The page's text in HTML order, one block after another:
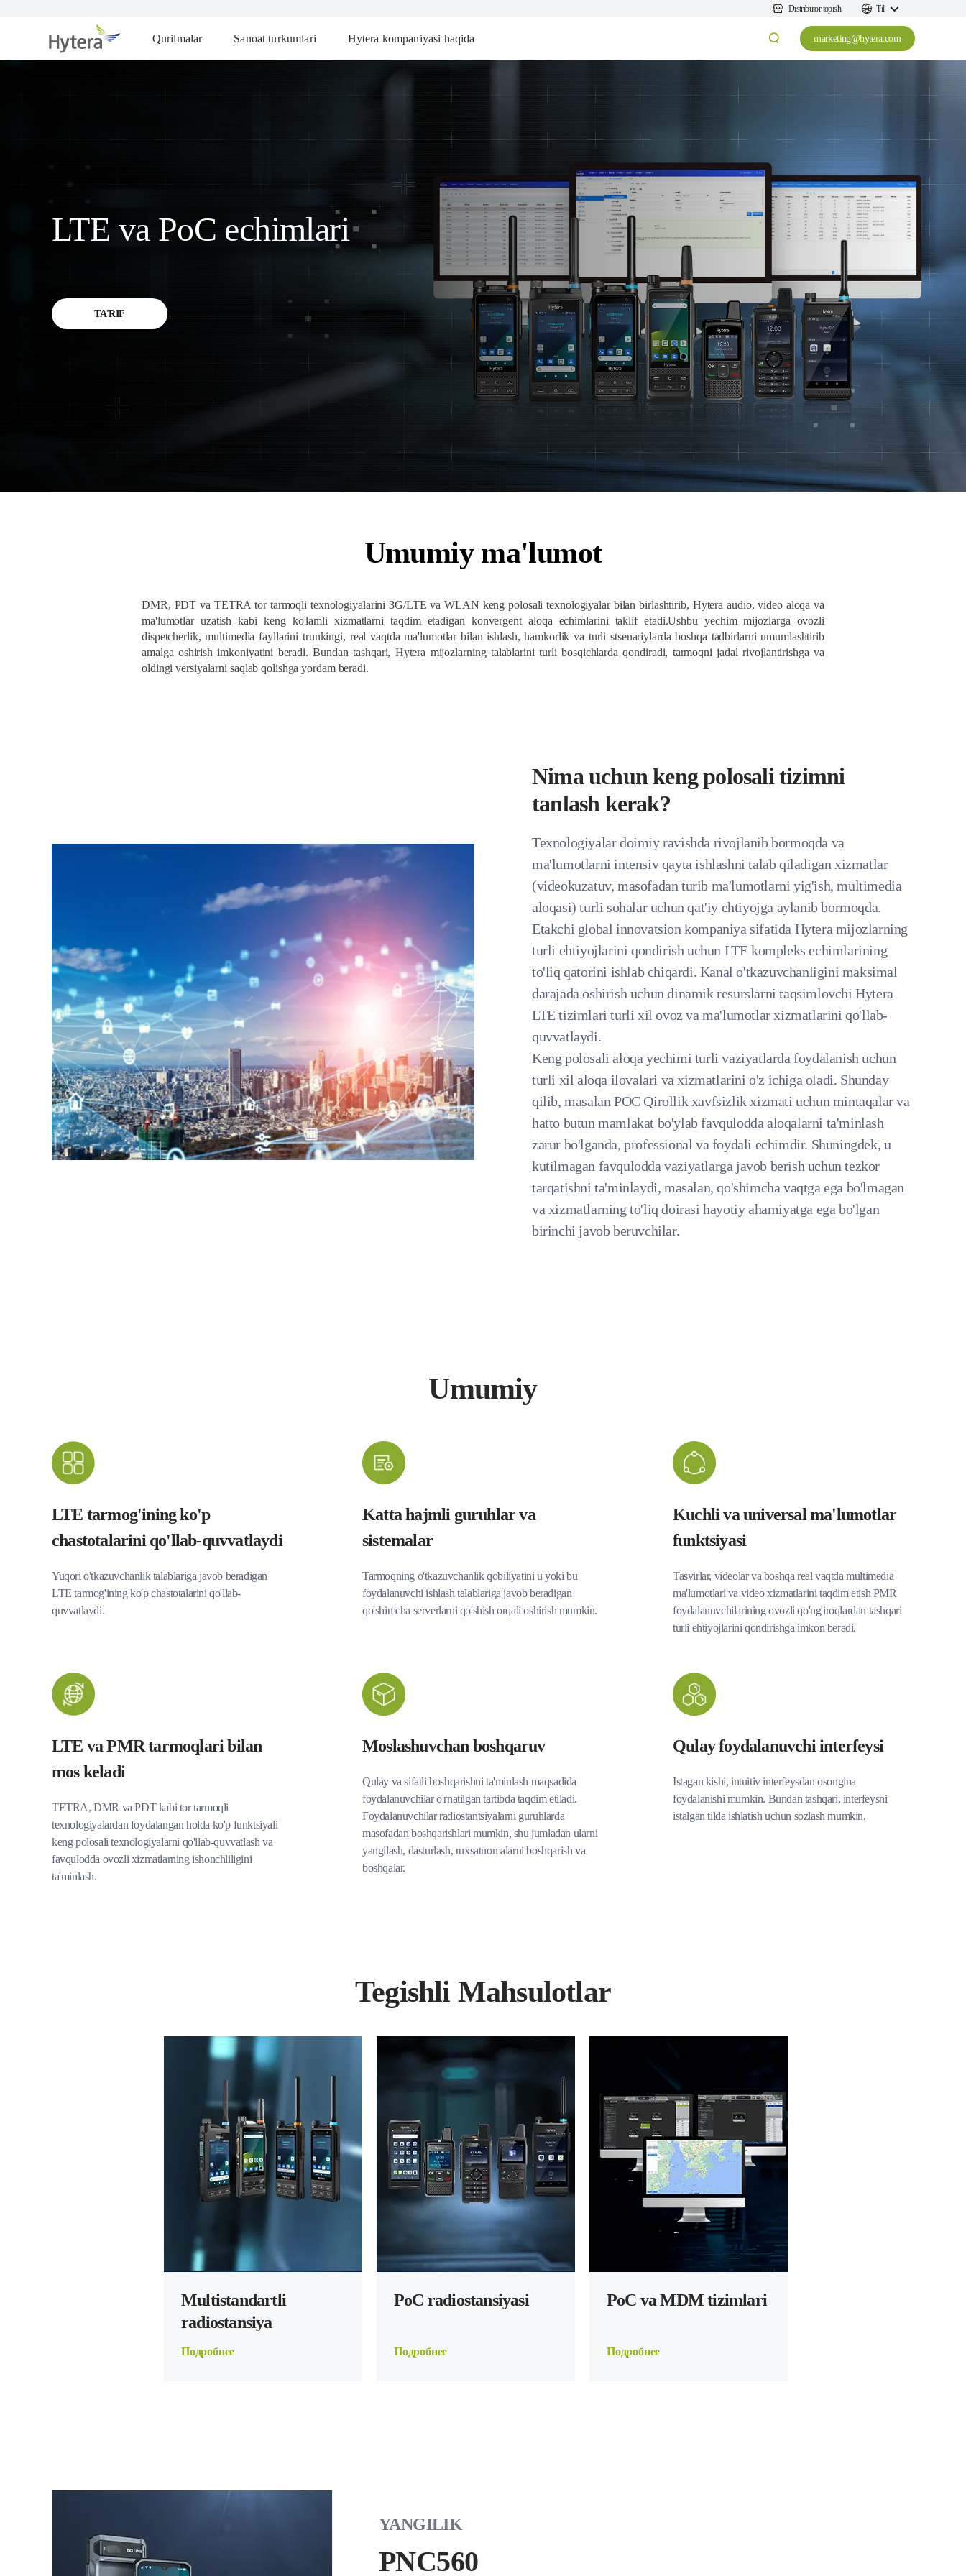
Distributor topish Til
Qurilmalar Sanoat turkumlari Hytera kompaniyasi haqida marketing@hytera.com
LTE va PoC echimlari
TA'RIF
Umumiy ma'lumot
DMR, PDT va TETRA tor tarmoqli texnologiyalarini 3G/LTE va WLAN keng polosali texnologiyalar bilan birlashtirib, Hytera audio, video aloqa va
ma'lumotlar uzatish kabi keng ko'lamli xizmatlarni taqdim etadigan konvergent aloqa echimlarini taklif etadi.Ushbu yechim mijozlarga ovozli
dispetcherlik, multimedia fayllarini trunkingi, real vaqtda ma'lumotlar bilan ishlash, hamkorlik va turli stsenariylarda boshqa tadbirlarni umumlashtirib
amalga oshirish imkoniyatini beradi. Bundan tashqari, Hytera mijozlarning talablarini turli bosqichlarda qondiradi, tarmoqni jadal rivojlantirishga va
oldingi versiyalarni saqlab qolishga yordam beradi.
Nima uchun keng polosali tizimni
tanlash kerak?
Texnologiyalar doimiy ravishda rivojlanib bormoqda va
ma'lumotlarni intensiv qayta ishlashni talab qiladigan xizmatlar
(videokuzatuv, masofadan turib ma'lumotlarni yig'ish, multimedia
aloqasi) turli sohalar uchun qat'iy ehtiyojga aylanib bormoqda.
Etakchi global innovatsion kompaniya sifatida Hytera mijozlarning
turli ehtiyojlarini qondirish uchun LTE kompleks echimlarining
to'liq qatorini ishlab chiqardi. Kanal o'tkazuvchanligini maksimal
darajada oshirish uchun dinamik resurslarni taqsimlovchi Hytera
LTE tizimlari turli xil ovoz va ma'lumotlar xizmatlarini qo'llab-
quvvatlaydi.
Keng polosali aloqa yechimi turli vaziyatlarda foydalanish uchun
turli xil aloqa ilovalari va xizmatlarini o'z ichiga oladi. Shunday
qilib, masalan POC Qirollik xavfsizlik xizmati uchun mintaqalar va
hatto butun mamlakat bo'ylab favqulodda aloqalarni ta'minlash
zarur bo'lganda, professional va foydali echimdir. Shuningdek, u
kutilmagan favqulodda vaziyatlarga javob berish uchun tezkor
tarqatishni ta'minlaydi, masalan, qo'shimcha vaqtga ega bo'lmagan
va xizmatlarning to'liq doirasi hayotiy ahamiyatga ega bo'lgan
birinchi javob beruvchilar.
Umumiy
LTE tarmog'ining ko'p
chastotalarini qo'llab-quvvatlaydi
Yuqori o'tkazuvchanlik talablariga javob beradigan
LTE tarmog'ining ko'p chastotalarini qo'llab-
quvvatlaydi.
Katta hajmli guruhlar va
sistemalar
Tarmoqning o'tkazuvchanlik qobiliyatini u yoki bu
foydalanuvchi ishlash talablariga javob beradigan
qo'shimcha serverlarni qo'shish orqali oshirish mumkin.
Kuchli va universal ma'lumotlar
funktsiyasi
Tasvirlar, videolar va boshqa real vaqtda multimedia
ma'lumotlari va video xizmatlarini taqdim etish PMR
foydalanuvchilarining ovozli qo'ng'iroqlardan tashqari
turli ehtiyojlarini qondirishga imkon beradi.
LTE va PMR tarmoqlari bilan
mos keladi
TETRA, DMR va PDT kabi tor tarmoqli
texnologiyalardan foydalangan holda ko'p funktsiyali
keng polosali texnologiyalarni qo'llab-quvvatlash va
favqulodda ovozli xizmatlarning ishonchliligini
ta'minlash.
Moslashuvchan boshqaruv
Qulay va sifatli boshqarishni ta'minlash maqsadida
foydalanuvchilar o'rnatilgan tartibda taqdim etiladi.
Foydalanuvchilar radiostantsiyalarni guruhlarda
masofadan boshqarishlari mumkin, shu jumladan ularni
yangilash, dasturlash, ruxsatnomalarni boshqarish va
boshqalar.
Qulay foydalanuvchi interfeysi
Istagan kishi, intuitiv interfeysdan osongina
foydalanishi mumkin. Bundan tashqari, interfeysni
istalgan tilda ishlatish uchun sozlash mumkin.
Tegishli Mahsulotlar
Multistandartli
radiostansiya
Подробнее
PoC radiostansiyasi
Подробнее
PoC va MDM tizimlari
Подробнее